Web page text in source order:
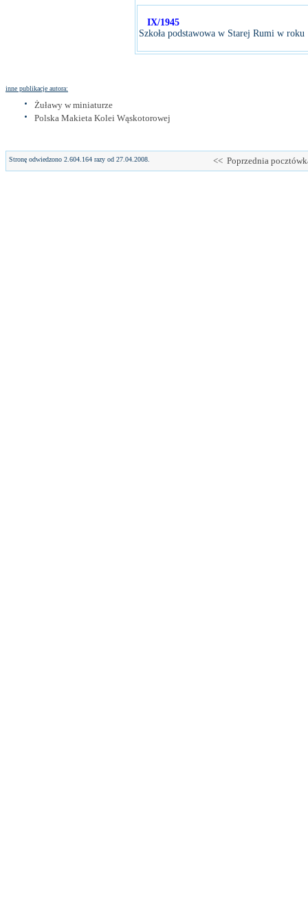
IX/1945
Szkoła podstawowa w Starej Rumi w roku
inne publikacje autora:
Żuławy w miniaturze
Polska Makieta Kolei Wąskotorowej
Stronę odwiedzono 2.604.164 razy od 27.04.2008. << Poprzednia